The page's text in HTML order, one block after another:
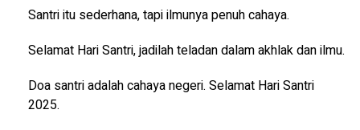
Santri itu sederhana, tapi ilmunya penuh cahaya.
Selamat Hari Santri, jadilah teladan dalam akhlak dan ilmu.
Doa santri adalah cahaya negeri. Selamat Hari Santri
2025.